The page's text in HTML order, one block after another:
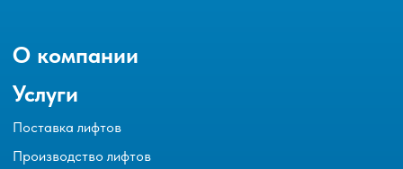
О компании
Услуги
Производство лифтов
Поставка лифтов